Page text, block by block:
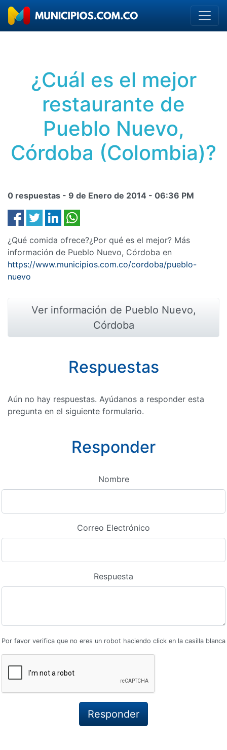
¿Cuál es el mejor
restaurante de
Pueblo Nuevo,
Córdoba (Colombia)?
0 respuestas - 9 de Enero de 2014 - 06:36 PM
¿Qué comida ofrece?¿Por qué es el mejor? Más
información de Pueblo Nuevo, Córdoba en
https://www.municipios.com.co/cordoba/pueblo-
nuevo
Ver información de Pueblo Nuevo,
Córdoba
Respuestas
Aún no hay respuestas. Ayúdanos a responder esta
pregunta en el siguiente formulario.
Responder
Nombre
Correo Electrónico
Respuesta
Por favor verifica que no eres un robot haciendo click en la casilla blanca